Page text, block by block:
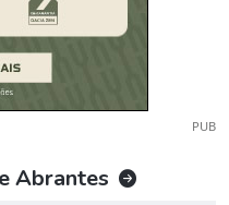
PUB
Abrantes